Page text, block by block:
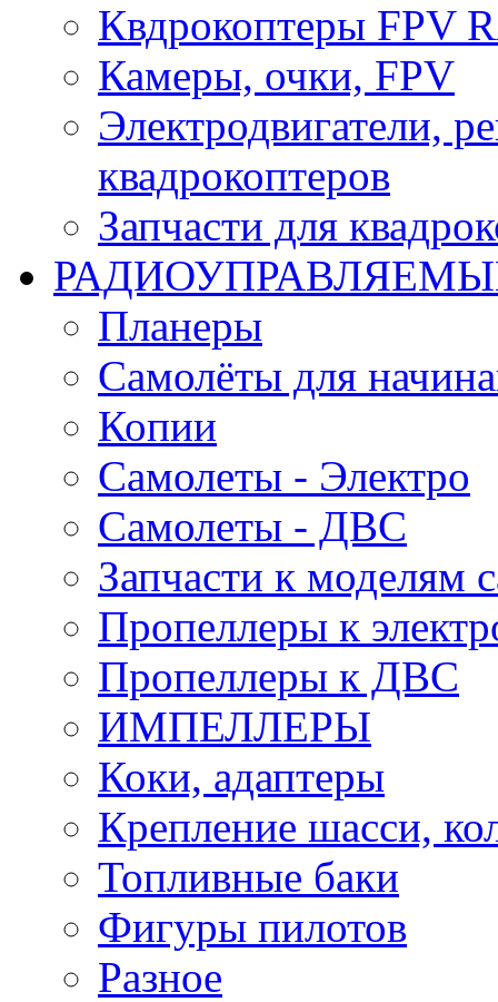
Квдрокоптеры FPV
Камеры, очки, FPV
Электродвигатели,
квадрокоптеров
Запчасти для
Планеры
Самолёты для
Копии
Самолеты - Электро
Самолеты - ДВС
Запчасти к моделям
Пропеллеры к
Пропеллеры к ДВС
ИМПЕЛЛЕРЫ
Коки, адаптеры
Крепление шасси,
Топливные баки
Фигуры пилотов
Разное